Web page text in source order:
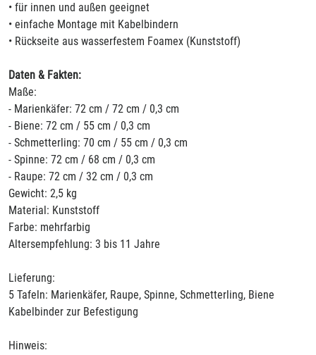
• für innen und außen geeignet
• einfache Montage mit Kabelbindern
• Rückseite aus wasserfestem Foamex (Kunststoff)
Daten & Fakten:
Maße:
- Marienkäfer: 72 cm / 72 cm / 0,3 cm
- Biene: 72 cm / 55 cm / 0,3 cm
- Schmetterling: 70 cm / 55 cm / 0,3 cm
- Spinne: 72 cm / 68 cm / 0,3 cm
- Raupe: 72 cm / 32 cm / 0,3 cm
Gewicht: 2,5 kg
Material: Kunststoff
Farbe: mehrfarbig
Altersempfehlung: 3 bis 11 Jahre
Lieferung:
5 Tafeln: Marienkäfer, Raupe, Spinne, Schmetterling, Biene
Kabelbinder zur Befestigung
Hinweis: